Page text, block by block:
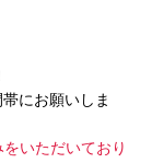
にお願いしま
いただいており